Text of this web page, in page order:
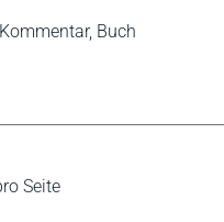
Kommentar, Buch
Seite